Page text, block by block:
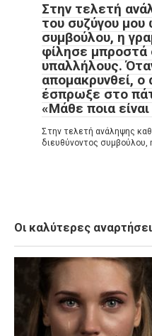
Στην τελετή
του συζύγου μου
συμβούλου, η
φίλησε μπροστά
υπαλλήλους.
απομακρυνθεί, ο
έσπρωξε στο
«Μάθε ποια
Στην τελετή ανάληψης
διευθύνοντος συμβούλου,
Οι καλύτερες